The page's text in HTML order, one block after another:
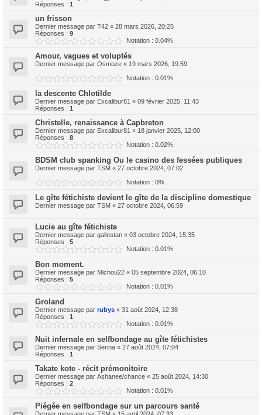
Réponses : 1
un frisson
Dernier message par T42 « 28 mars 2026, 20:25
Réponses : 9
Notation : 0.04%
Amour, vagues et voluptés
Dernier message par Osmoze « 19 mars 2026, 19:59
Notation : 0.01%
la descente Chlotilde
Dernier message par Excalibur81 « 09 février 2025, 11:43
Réponses : 1
Christelle, renaissance à Capbreton
Dernier message par Excalibur81 « 18 janvier 2025, 12:00
Réponses : 8
Notation : 0.02%
BDSM club spanking Ou le casino des fessées publiques
Dernier message par TSM « 27 octobre 2024, 07:02
Notation : 0%
Le gîte fétichiste devient le gîte de la discipline domestique
Dernier message par TSM « 27 octobre 2024, 06:59
Lucie au gîte fétichiste
Dernier message par galinstan « 03 octobre 2024, 15:35
Réponses : 5
Notation : 0.01%
Bon moment.
Dernier message par Michou22 « 05 septembre 2024, 06:10
Réponses : 5
Notation : 0.01%
Groland
Dernier message par rubys « 31 août 2024, 12:38
Réponses : 1
Notation : 0.01%
Nuit infernale en selfbondage au gîte fétichistes
Dernier message par Serina « 27 août 2024, 07:04
Réponses : 1
Takate kote - récit prémonitoire
Dernier message par Ashanee/chance « 25 août 2024, 14:30
Réponses : 2
Notation : 0.01%
Piégée en selfbondage sur un parcours santé